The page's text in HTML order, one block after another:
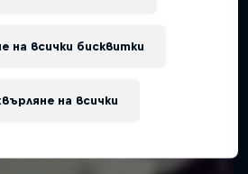
на всички
на всички бисквитки